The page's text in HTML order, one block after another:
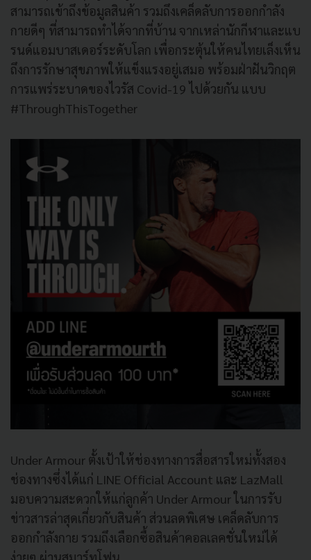
สามารถเข้าถึงข้อมูลสินค้า รวมถึงเคล็ดลับการออกกำลัง
กายดีๆ ที่สามารถทำได้จากที่บ้าน จากเหล่านักกีฬาและแบ
รนด์แอมบาสเดอร์ระดับโลก เพื่อกระตุ้นให้คนไทยเล็งเห็น
ถึงการรักษาสุขภาพให้แข็งแรงอยู่เสมอ พร้อมฝ่าฝันวิกฤต
การแพร่ระบาดของไวรัส Covid-19 ไปด้วยกัน แบบ
#ThroughThisTogether
Under Armour ตั้งเป้าให้ช่องทางการสื่อสารใหม่ทั้งสอง
ช่องทางซึ่งได้แก่ LINE Official Account และ LazMall
มอบความสะดวกให้แก่ลูกค้า Under Armour ในการรับ
ข่าวสารล่าสุดเกี่ยวกับสินค้า ส่วนลดพิเศษ เคล็ดลับการ
ออกกำลังกาย รวมถึงเลือกซื้อสินค้าคอลเลคชั่นใหม่ได้